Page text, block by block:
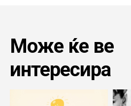
Може ќе ве
интересира